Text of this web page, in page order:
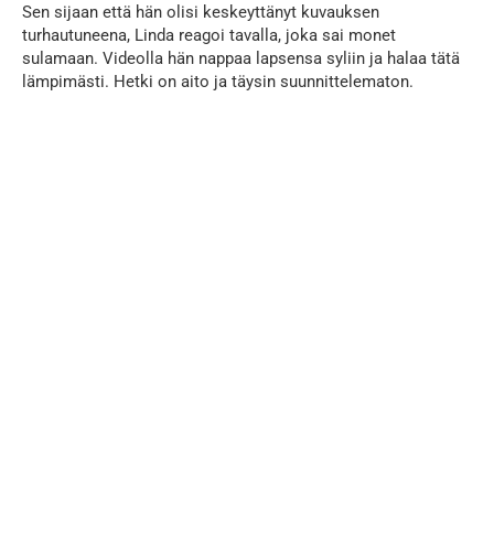
Sen sijaan että hän olisi keskeyttänyt kuvauksen
turhautuneena, Linda reagoi tavalla, joka sai monet
sulamaan. Videolla hän nappaa lapsensa syliin ja halaa tätä
lämpimästi. Hetki on aito ja täysin suunnittelematon.